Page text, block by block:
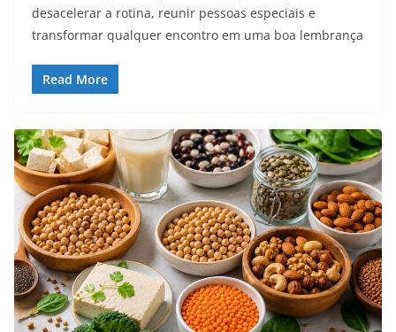
desacelerar a rotina, reunir pessoas especiais e
transformar qualquer encontro em uma boa lembrança
Read More